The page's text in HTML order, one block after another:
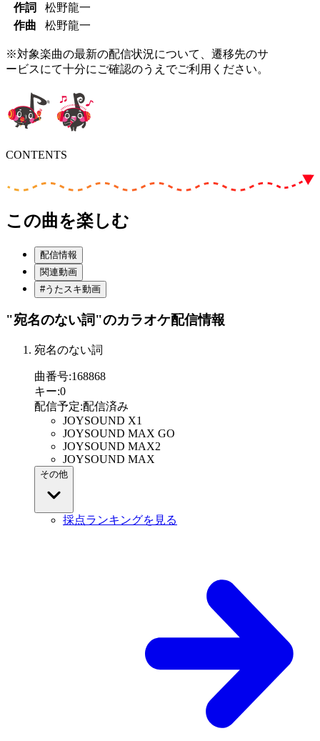
作詞
松野龍一
作曲
松野龍一
※対象楽曲の最新の配信状況について、遷移先のサ
ービスにて十分にご確認のうえでご利用ください。
CONTENTS
この曲を楽しむ
配信情報
関連動画
#うたスキ動画
"宛名のない詞"のカラオケ配信情報
宛名のない詞
曲番号:168868
キー:0
配信予定:配信済み
JOYSOUND X1
JOYSOUND MAX GO
JOYSOUND MAX2
JOYSOUND MAX
その他
採点ランキングを見る